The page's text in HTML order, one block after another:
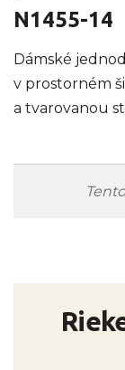
N1455-14
Dámské
v prostorném
a tvarovanou